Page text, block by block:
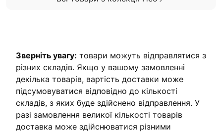
Зверніть увагу: товари можуть відправлятися з
різних складів. Якщо у вашому замовленні
декілька товарів, вартість доставки може
підсумовуватися відповідно до кількості
складів, з яких буде здійснено відправлення. У
разі замовлення великої кількості товарів
доставка може здійснюватися різними